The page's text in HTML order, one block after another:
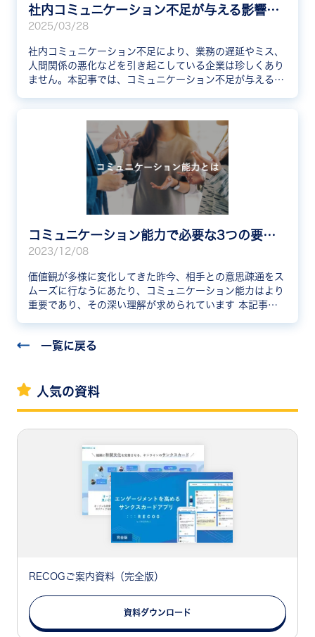
社内コミュニケーション不足が与える影響とは？原因と解決策まで解説
2025/03/28
社内コミュニケーション不足により、業務の遅延やミス、
人間関係の悪化などを引き起こしている企業は珍しくあり
ません。本記事では、コミュニケーション不足が与える影
コミュニケーション能力で必要な3つの要素とは？言い換えや強み、採用面接で使えるポイントを解説
2023/12/08
価値観が多様に変化してきた昨今、相手との意思疎通をス
ムーズに行なうにあたり、コミュニケーション能力はより
重要であり、その深い理解が求められています 本記事
一覧に戻る
人気の資料
RECOGご案内資料（完全版）
資料ダウンロード